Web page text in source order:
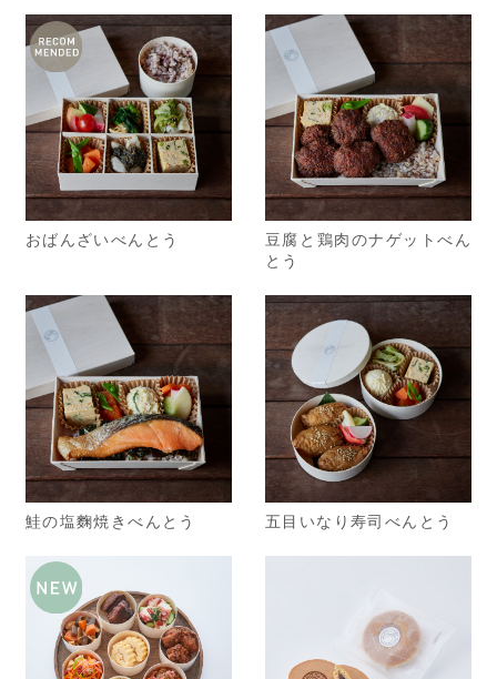
おばんざいべんとう
豆腐と鶏肉のナゲットべん
とう
鮭の塩麴焼きべんとう 五目いなり寿司べんとう